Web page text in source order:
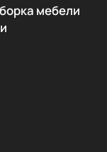
мебели